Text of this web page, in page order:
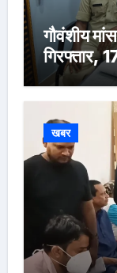
गौवंशीय
गिरफ्तार,
खबर